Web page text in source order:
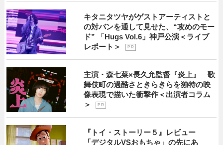
キタニタツヤがゲストアーティストと
の対バンを通して見せた、“攻めのモー
ド” 「Hugs Vol.6」神戸公演＜ライブ
レポート＞
P R
主演・森七菜×長久允監督『炎上』 歌
舞伎町の過酷さときらきらを独特の映
像表現で描いた衝撃作＜出演者コラム
＞
P R
『トイ・ストーリー５』レビュー
「デジタルVSおもちゃ」の先にあ